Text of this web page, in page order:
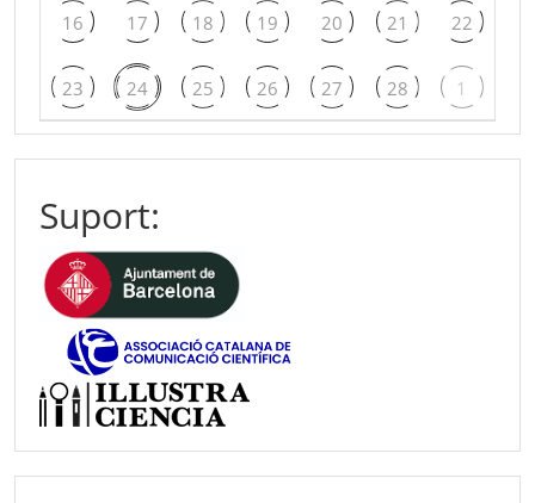
16 17 18 19 20 21 22
23 24 25 26 27 28 1
Suport: